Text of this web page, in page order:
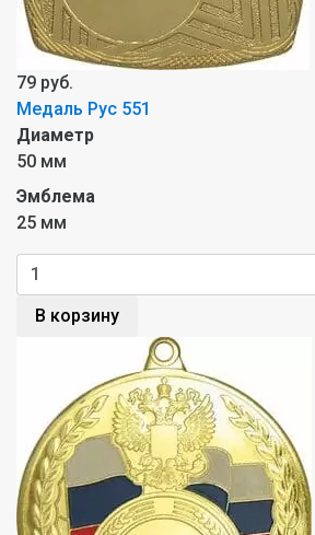
79 руб.
Медаль Рус 551
Диаметр
50 мм
Эмблема
25 мм
В корзину